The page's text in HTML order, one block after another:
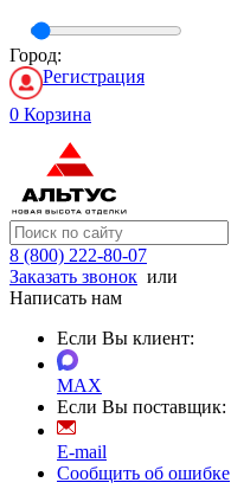
Город:
Регистрация
0 Корзина
8 (800) 222-80-07
Заказать звонок или
Написать нам
Если Вы клиент:
MAX
Если Вы поставщик:
E-mail
Сообщить об ошибке